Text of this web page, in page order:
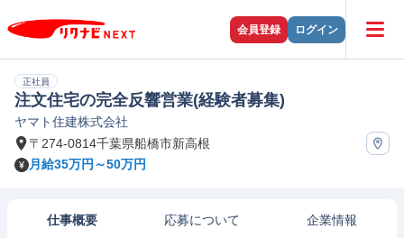
会員登録 ログイン
正社員
注文住宅の完全反響営業(経験者募集)
ヤマト住建株式会社
〒274-0814千葉県船橋市新高根
月給35万円～50万円
仕事概要 応募について 企業情報